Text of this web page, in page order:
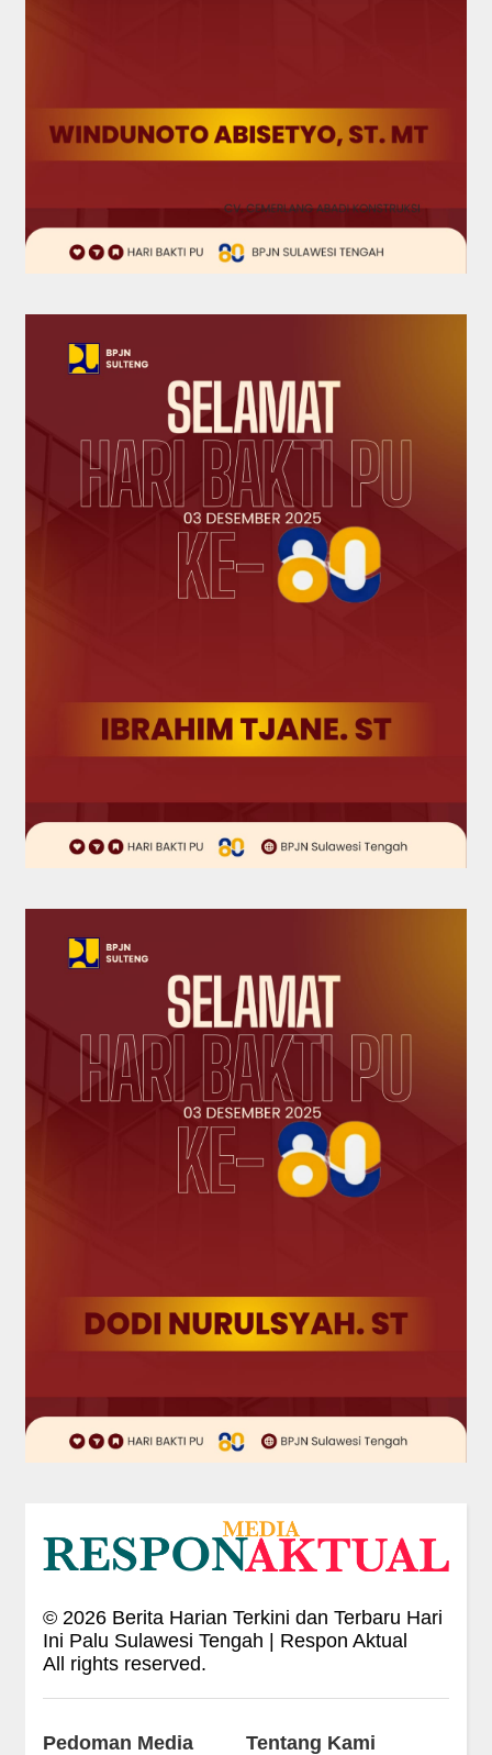
© 2026Berita Harian Terkini dan Terbaru Hari
Ini Palu Sulawesi Tengah | Respon Aktual
All rights reserved.
Pedoman Media
Tentang Kami